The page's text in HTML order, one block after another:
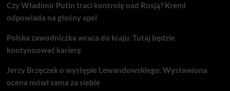
Czy Władimir Putin traci kontrolę nad Rosją? Kreml
odpowiada na głośny apel
Polska zawodniczka wraca do kraju. Tutaj będzie
kontynuować karierę
Jerzy Brzęczek o występie Lewandowskiego. Wystawiona
ocena mówi sama za siebie